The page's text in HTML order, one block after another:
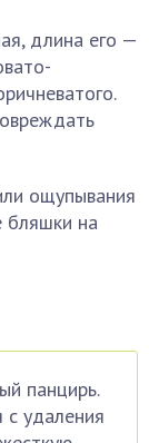
длина его —
ощупывания
бляшки на
панцирь.
с удаления